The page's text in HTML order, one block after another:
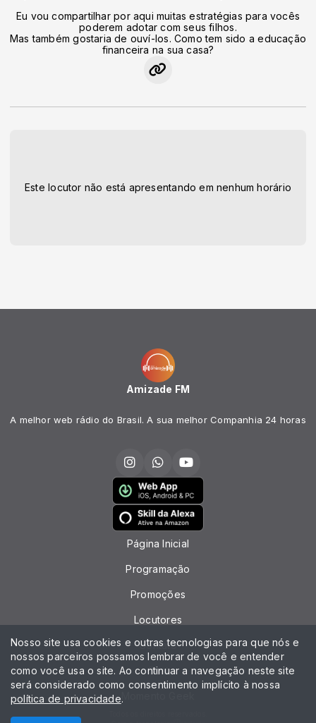
Eu vou compartilhar por aqui muitas estratégias para vocês
poderem adotar com seus filhos.
Mas também gostaria de ouví-los. Como tem sido a educação
financeira na sua casa?
Este locutor não está apresentando em nenhum horário
Amizade FM
A melhor web rádio do Brasil. A sua melhor Companhia 24 horas
Página Inicial
Programação
Promoções
Locutores
Contato
Chat
Nosso site usa cookies e outras tecnologias para que nós e
nossos parceiros possamos lembrar de você e entender
como você usa o site. Ao continuar a navegação neste site
será considerado como consentimento implícito à nossa
política de privacidade.